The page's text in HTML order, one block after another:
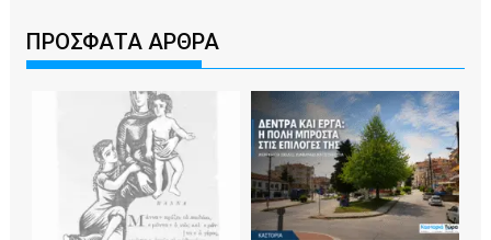
ΠΡΟΣΦΑΤΑ ΑΡΘΡΑ